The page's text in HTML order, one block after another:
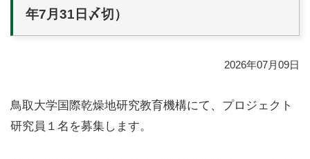
年7月31日〆切）
2026年07月09日
鳥取大学国際乾燥地研究教育機構にて、プロジェクト
研究員１名を募集します。